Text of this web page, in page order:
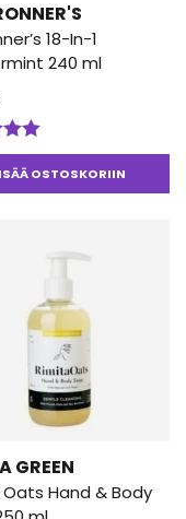
18-In-1
240 ml
OSTOSKORIIN
GREEN
Hand & Body